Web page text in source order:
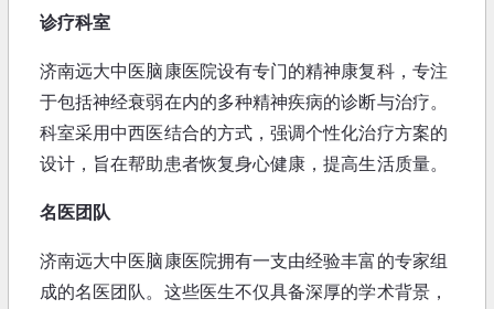
诊疗科室
济南远大中医脑康医院设有专门的精神康复科，专注
于包括神经衰弱在内的多种精神疾病的诊断与治疗。
科室采用中西医结合的方式，强调个性化治疗方案的
设计，旨在帮助患者恢复身心健康，提高生活质量。
名医团队
济南远大中医脑康医院拥有一支由经验丰富的专家组
成的名医团队。这些医生不仅具备深厚的学术背景，